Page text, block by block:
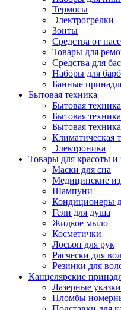
Термосы
Электрогрелки
Зонты
Средства от
Товары для
Средства для
Наборы для
Банные
Бытовая техника
Бытовая
Бытовая
Бытовая
Климатическая
Электроника
Товары для красоты и
Маски для сна
Медицинские
Шампуни
Кондиционеры
Гели для душа
Жидкое мыло
Косметички
Лосьон для рук
Расчески для
Резинки для
Канцелярские
Лазерные указки
Пломбы